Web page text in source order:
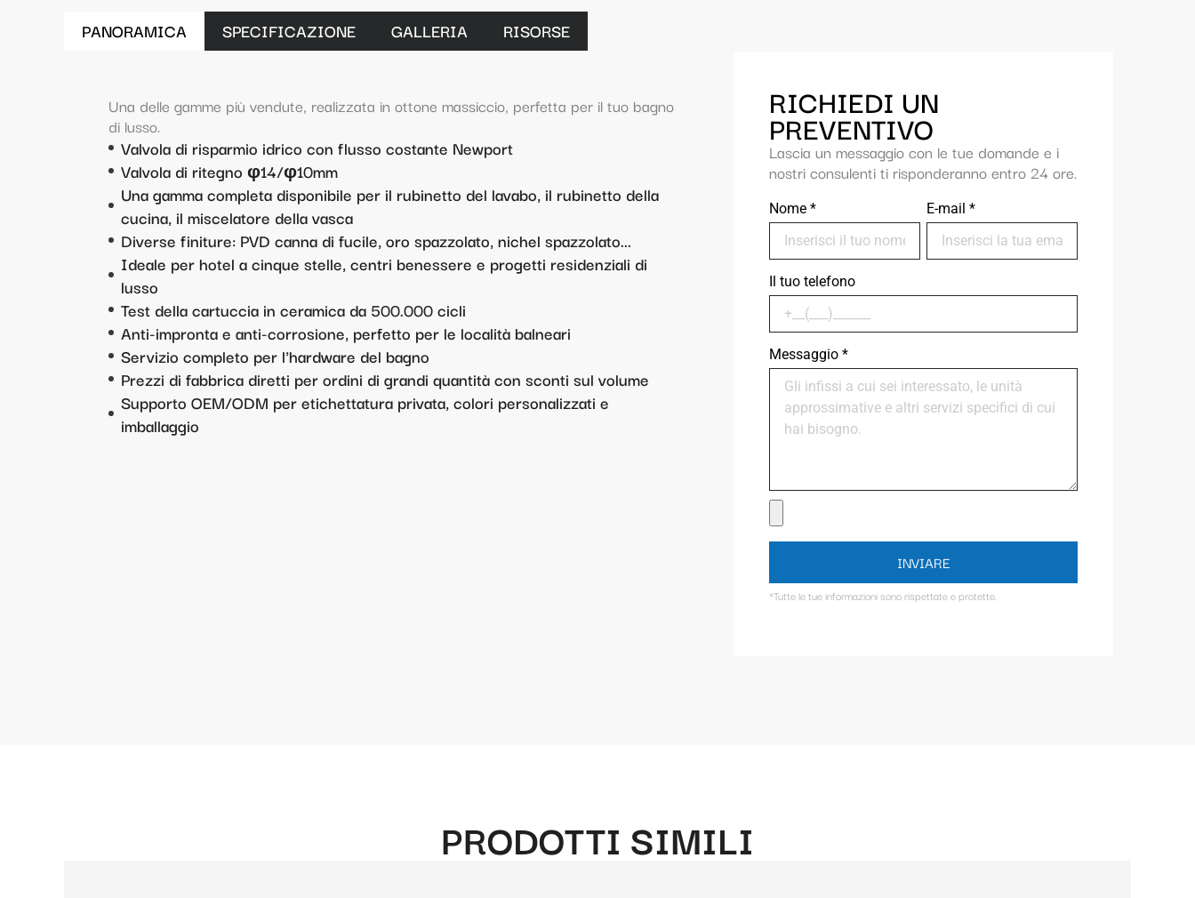
PANORAMICA SPECIFICAZIONE GALLERIA RISORSE
Una delle gamme più vendute, realizzata in ottone massiccio, perfetta per il tuo bagno
di lusso.
Valvola di risparmio idrico con flusso costante Newport
Valvola di ritegno φ14/φ10mm
Una gamma completa disponibile per il rubinetto del lavabo, il rubinetto della
cucina, il miscelatore della vasca
Diverse finiture: PVD canna di fucile, oro spazzolato, nichel spazzolato...
Ideale per hotel a cinque stelle, centri benessere e progetti residenziali di
lusso
Test della cartuccia in ceramica da 500.000 cicli
Anti-impronta e anti-corrosione, perfetto per le località balneari
Servizio completo per l'hardware del bagno
Prezzi di fabbrica diretti per ordini di grandi quantità con sconti sul volume
Supporto OEM/ODM per etichettatura privata, colori personalizzati e
imballaggio
RICHIEDI UN
PREVENTIVO
Lascia un messaggio con le tue domande e i
nostri consulenti ti risponderanno entro 24 ore.
Nome * E-mail *
Il tuo telefono
Messaggio *
INVIARE
*Tutte le tue informazioni sono rispettate e protette.
PRODOTTI SIMILI